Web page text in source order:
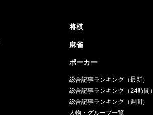
将棋
麻雀
ポーカー
総合記事ランキング（最新）
総合記事ランキング（24時間）
総合記事ランキング（週間）
人物・グループ一覧